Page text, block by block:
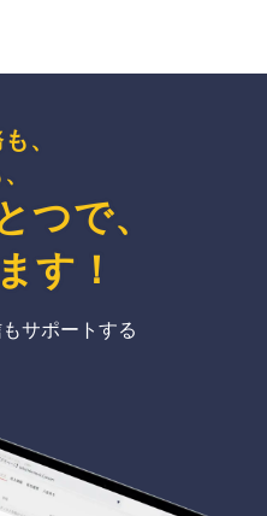
、
つで、
す ！
サポートする